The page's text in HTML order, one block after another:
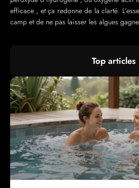
efficace , et ça redonne de la clarté.
camp et de ne pas laisser les algues
Top articles